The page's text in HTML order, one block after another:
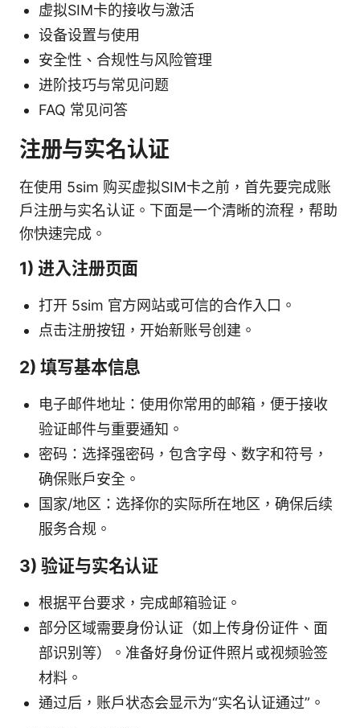
虚拟SIM卡的接收与激活
设备设置与使用
安全性、合规性与风险管理
进阶技巧与常见问题
FAQ 常见问答
注册与实名认证
在使用 5sim 购买虚拟SIM卡之前，首先要完成账
户注册与实名认证。下面是一个清晰的流程，帮助
你快速完成。
1) 进入注册页面
打开 5sim 官方网站或可信的合作入口。
点击注册按钮，开始新账号创建。
2) 填写基本信息
电子邮件地址：使用你常用的邮箱，便于接收
验证邮件与重要通知。
密码：选择强密码，包含字母、数字和符号，
确保账户安全。
国家/地区：选择你的实际所在地区，确保后续
服务合规。
3) 验证与实名认证
根据平台要求，完成邮箱验证。
部分区域需要身份认证（如上传身份证件、面
部识别等）。准备好身份证件照片或视频验签
材料。
通过后，账户状态会显示为“实名认证通过”。